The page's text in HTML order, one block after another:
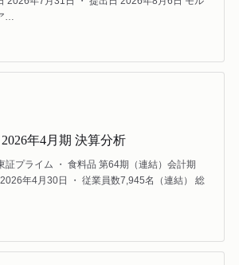
…
年4月期 決算分析
証プライム ・ 食料品 第64期（連結）会計期
年4月30日 ・ 従業員数7,945名（連結） 総